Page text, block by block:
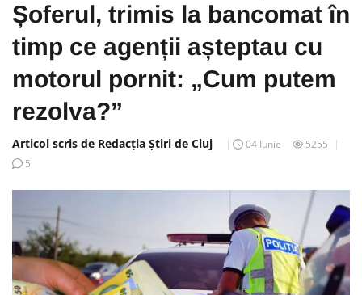
Șoferul, trimis la bancomat în
timp ce agenții așteptau cu
motorul pornit: „Cum putem
rezolva?”
Articol scris de Redacția Știri de Cluj 04 Iunie
5255
5